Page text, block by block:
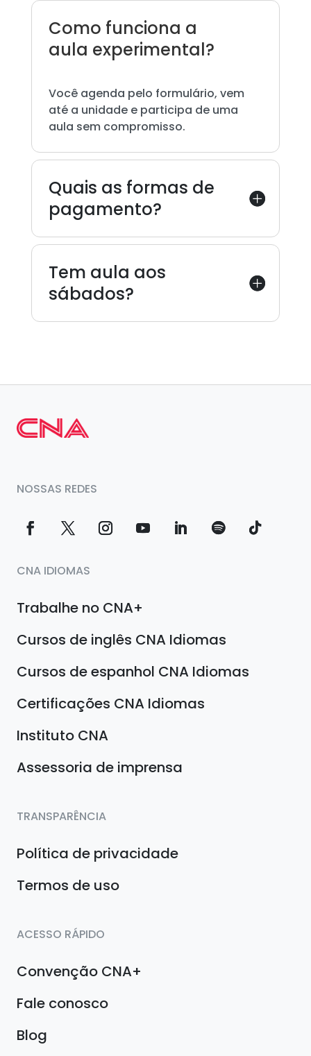
Como funciona a
aula experimental?
Você agenda pelo formulário, vem
até a unidade e participa de uma
aula sem compromisso.
Quais as formas de
pagamento?
Tem aula aos
sábados?
NOSSAS REDES
CNA IDIOMAS
Trabalhe no CNA+
Cursos de inglês CNA Idiomas
Cursos de espanhol CNA Idiomas
Certificações CNA Idiomas
Instituto CNA
Assessoria de imprensa
TRANSPARÊNCIA
Política de privacidade
Termos de uso
ACESSO RÁPIDO
Convenção CNA+
Fale conosco
Blog